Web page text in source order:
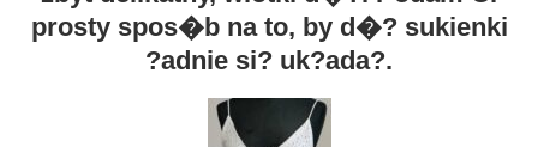
prosty spos�b na to, by d�? sukienki
?adnie si? uk?ada?.